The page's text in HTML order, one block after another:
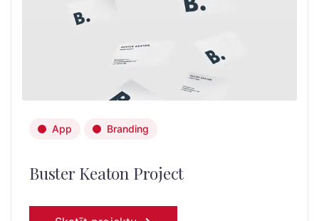
App Branding
Buster Keaton Project